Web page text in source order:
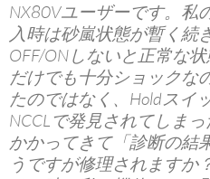
NX80Vユーザーです。私
入時は砂嵐状態が暫く続
OFF/ONしないと正常な
だけでも十分ショックな
たのではなく、Holdスイ
NCCLで発見されてしま
かかってきて「診断の結
うですが修理されますか